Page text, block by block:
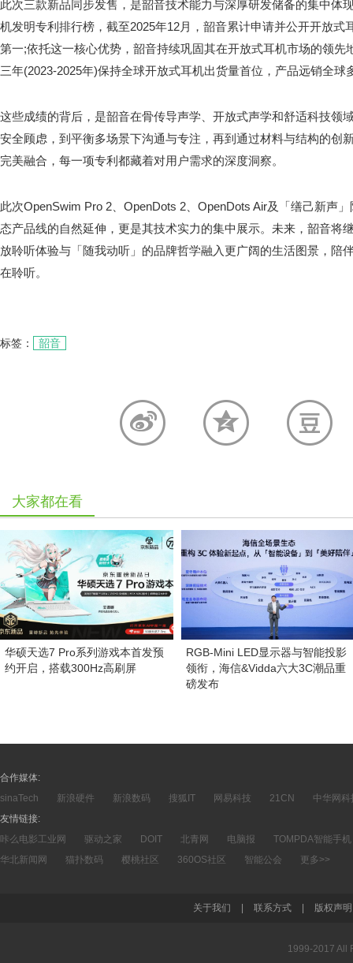
此次三款新品同步发售，是韶音技术能力与深厚研发储备的集中体
机发明专利排行榜，截至2025年12月，韶音累计申请并公开开放式
第一;依托这一核心优势，韶音持续巩固其在开放式耳机市场的领先
三年(2023-2025年)保持全球开放式耳机出货量首位，产品远销全球
这些成绩的背后，是韶音在骨传导声学、开放式声学和舒适科技领
安全顾虑，到平衡多场景下沟通与专注，再到通过材料与结构的创
完美融合，每一项专利都藏着对用户需求的深度洞察。
此次OpenSwim Pro 2、OpenDots 2、OpenDots Air及「缮己新声
态产品线的自然延伸，更是其技术实力的集中展示。未来，韶音将
放聆听体验与「随我动听」的品牌哲学融入更广阔的生活图景，陪
在聆听。
标签： 韶音
大家都在看
华硕天选7 Pro系列游戏本首发预
约开启，搭载300Hz高刷屏
RGB-Mini LED显示器与智能投影
领衔，海信&Vidda六大3C潮品重
磅发布
合作媒体:
sinaTech
新浪硬件 新浪数码 搜狐IT 网易科技 21CN
中华网科
友情链接:
咔么电影工业网
驱动之家 DOIT 北青网 电脑报
TOMPDA智能手机
华北新闻网
猫扑数码 樱桃社区 360OS社区 智能公会 更多>>
关于我们 联系方式 版权声明
1999-2017 All